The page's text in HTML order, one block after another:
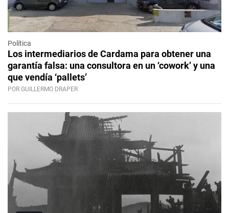
Política
Los intermediarios de Cardama para obtener una
garantía falsa: una consultora en un ‘cowork’ y una
que vendía ‘pallets’
POR GUILLERMO DRAPER